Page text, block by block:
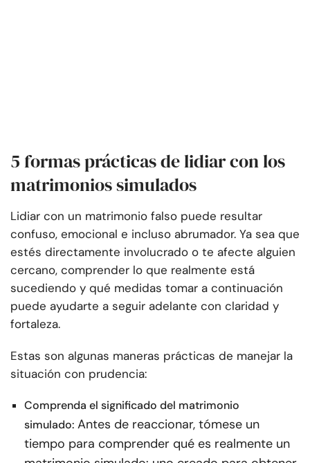
5 formas prácticas de lidiar con los
matrimonios simulados
Lidiar con un matrimonio falso puede resultar
confuso, emocional e incluso abrumador. Ya sea que
estés directamente involucrado o te afecte alguien
cercano, comprender lo que realmente está
sucediendo y qué medidas tomar a continuación
puede ayudarte a seguir adelante con claridad y
fortaleza.
Estas son algunas maneras prácticas de manejar la
situación con prudencia:
Comprenda el significado del matrimonio
simulado: Antes de reaccionar, tómese un
tiempo para comprender qué es realmente un